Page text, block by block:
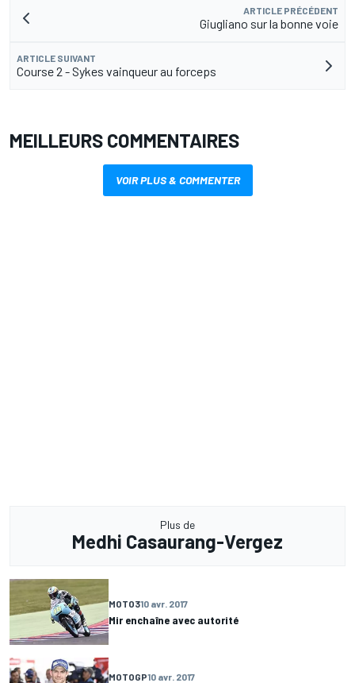
ARTICLE PRÉCÉDENT
Giugliano sur la bonne voie
ARTICLE SUIVANT
Course 2 - Sykes vainqueur au forceps
MEILLEURS COMMENTAIRES
VOIR PLUS & COMMENTER
Plus de
Medhi Casaurang-Vergez
MOTO310 avr. 2017
Mir enchaîne avec autorité
MOTOGP10 avr. 2017